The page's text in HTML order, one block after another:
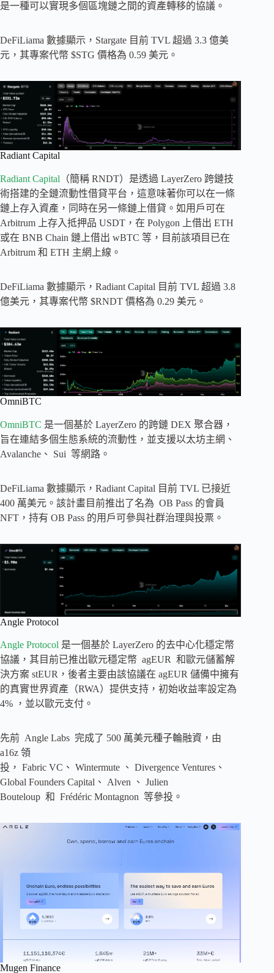
是一種可以實現多個區塊鏈之間的資產轉移的協議。
DeFiLiama​​ 數據顯示，Stargate 目前 TVL 超過 3.3 億美
元，其專案代幣 $STG 價格為 0.59 美元。
Radiant Capital
Radiant Capital （簡稱 RNDT）是透過 LayerZero 跨鏈技
術搭建的全鏈流動性借貸平台，這意味著你可以在一條
鏈上存入資產，同時在另一條鏈上借貸。如用戶可在
Arbitrum 上存入抵押品 USDT，在 Polygon 上借出 ETH
或在 BNB Chain 鏈上借出 wBTC 等，目前該項目已在
Arbitrum 和 ETH 主網上線。
DeFiLiama​​ 數據顯示，Radiant Capital 目前 TVL 超過 3.8
億美元，其專案代幣 $RNDT 價格為 0.29 美元。
OmniBTC
OmniBTC 是一個基於 LayerZero 的跨鏈 DEX 聚合器，
旨在連結多個生態系統的流動性，並支援以太坊主網、
Avalanche、 Sui 等網路。
DeFiLiama​​ 數據顯示，Radiant Capital 目前 TVL 已接近
400 萬美元。該計畫目前推出了名為 OB Pass 的會員
NFT，持有 OB Pass 的用戶可參與社群治理與投票。
Angle Protocol
Angle Protocol 是一個基於 LayerZero 的去中心化穩定幣
協議，其目前已推出歐元穩定幣 agEUR 和歐元儲蓄解
決方案 stEUR，後者主要由該協議在 agEUR 儲備中擁有
的真實世界資產（RWA）提供支持，初始收益率設定為
4% ，並以歐元支付。
先前 Angle Labs 完成了 500 萬美元種子輪融資，由
a16z 領
投， Fabric VC、 Wintermute 、 Divergence Ventures、
Global Founders Capital、 Alven 、 Julien
Bouteloup 和 Frédéric Montagnon 等參投。
Mugen Finance